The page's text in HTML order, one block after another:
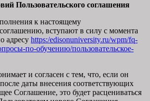
Пользовательского соглашения
к настоящему
вступают в силу с момента
адресу https:/edisonuniversity.ru/wpm/fq-
по-обучению/пользовательское-
и согласен с тем, что, если он
даты внесения соответствующих
Соглашение, это будет расцениваться